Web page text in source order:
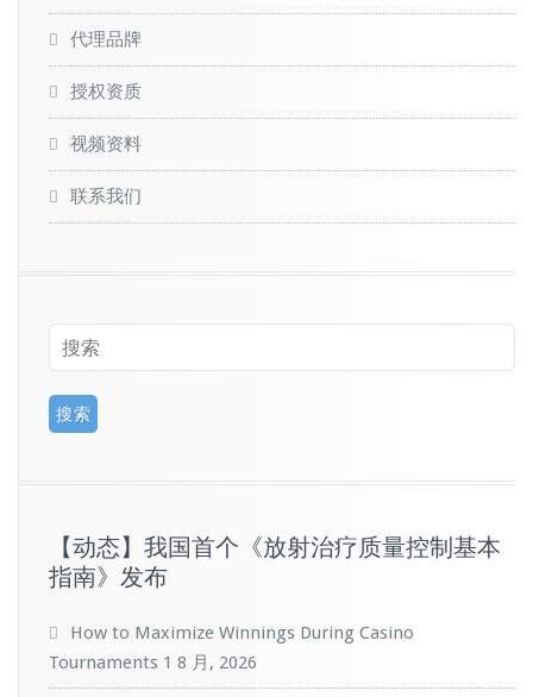
代理品牌
授权资质
视频资料
联系我们
【动态】我国首个《放射治疗质量控制基本
指南》发布
How to Maximize Winnings During Casino
Tournaments 1 8 月, 2026